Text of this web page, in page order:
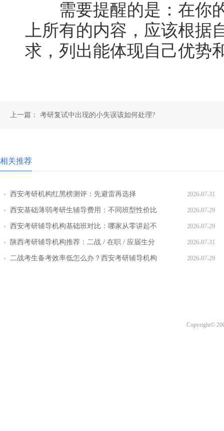
需要提醒的是：在你的
上所有的内容，应该根
求，列出能体现自己优势
上一篇： 考研复试中出现的小失误该如何处理?
相关推荐
西安考研机构红黑榜测评：先避雷再选择 2026-07-31
西安基础薄弱考研生辅导费用：不同班型性价比
对比
2026-07-29
西安考研辅导机构基础班对比：哪家从零讲起不
跳步骤
2026-07-29
陕西考研辅导机构推荐：二战 / 在职 / 应届生分
层教学方案
2026-07-31
二战考生备考效率低怎么办？西安考研辅导机构 2026-07-29
Copyright©